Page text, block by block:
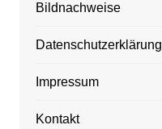
Bildnachweise
Datenschutzerklärung
Impressum
Kontakt